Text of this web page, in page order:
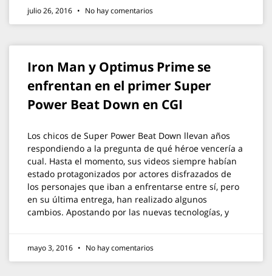
julio 26, 2016 No hay comentarios
Iron Man y Optimus Prime se
enfrentan en el primer Super
Power Beat Down en CGI
Los chicos de Super Power Beat Down llevan años
respondiendo a la pregunta de qué héroe vencería a
cual. Hasta el momento, sus videos siempre habían
estado protagonizados por actores disfrazados de
los personajes que iban a enfrentarse entre sí, pero
en su última entrega, han realizado algunos
cambios. Apostando por las nuevas tecnologías, y
mayo 3, 2016 No hay comentarios